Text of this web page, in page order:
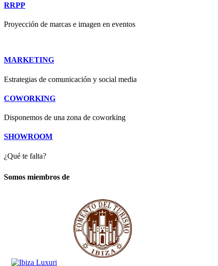
RRPP
Proyección de marcas e imagen en eventos
MARKETING
Estrategias de comunicación y social media
COWORKING
Disponemos de una zona de coworking
SHOWROOM
¿Qué te falta?
Somos miembros de